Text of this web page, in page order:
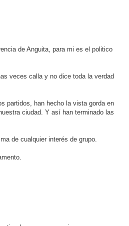
de Anguita, para mi es el politico
veces calla y no dice toda la verdad
partidos, han hecho la vista gorda en
ciudad. Y así han terminado las
de cualquier interés de grupo.